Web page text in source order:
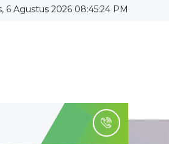
6 Agustus 2026 08:45:24 PM